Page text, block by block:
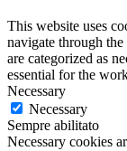
This website uses
navigate through
are categorized as
essential for the
Necessary
Necessary
Sempre abilitato
Necessary cookies